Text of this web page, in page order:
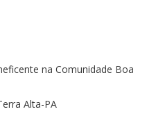
na Comunidade Boa
Alta-PA